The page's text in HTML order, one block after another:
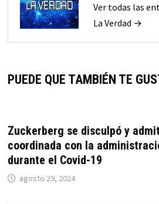
Ver todas las
La Verdad →
PUEDE QUE TAMBIÉN TE
Zuckerberg se disculpó y
coordinada con la
durante el Covid-19
agosto 29, 2024